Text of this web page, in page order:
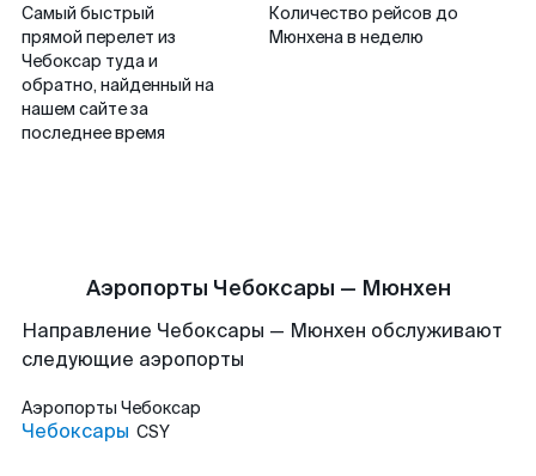
Самый быстрый
прямой перелет из
Чебоксар туда и
обратно, найденный на
нашем сайте за
последнее время
Количество рейсов до
Мюнхена в неделю
Аэропорты Чебоксары — Мюнхен
Направление Чебоксары — Мюнхен обслуживают
следующие аэропорты
Аэропорты Чебоксар
Чебоксары CSY